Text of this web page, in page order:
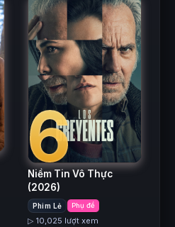
6
Niềm Tin Vô Thực
(2026)
Phim Lẻ Phụ đề
▷ 10,025 lượt xem